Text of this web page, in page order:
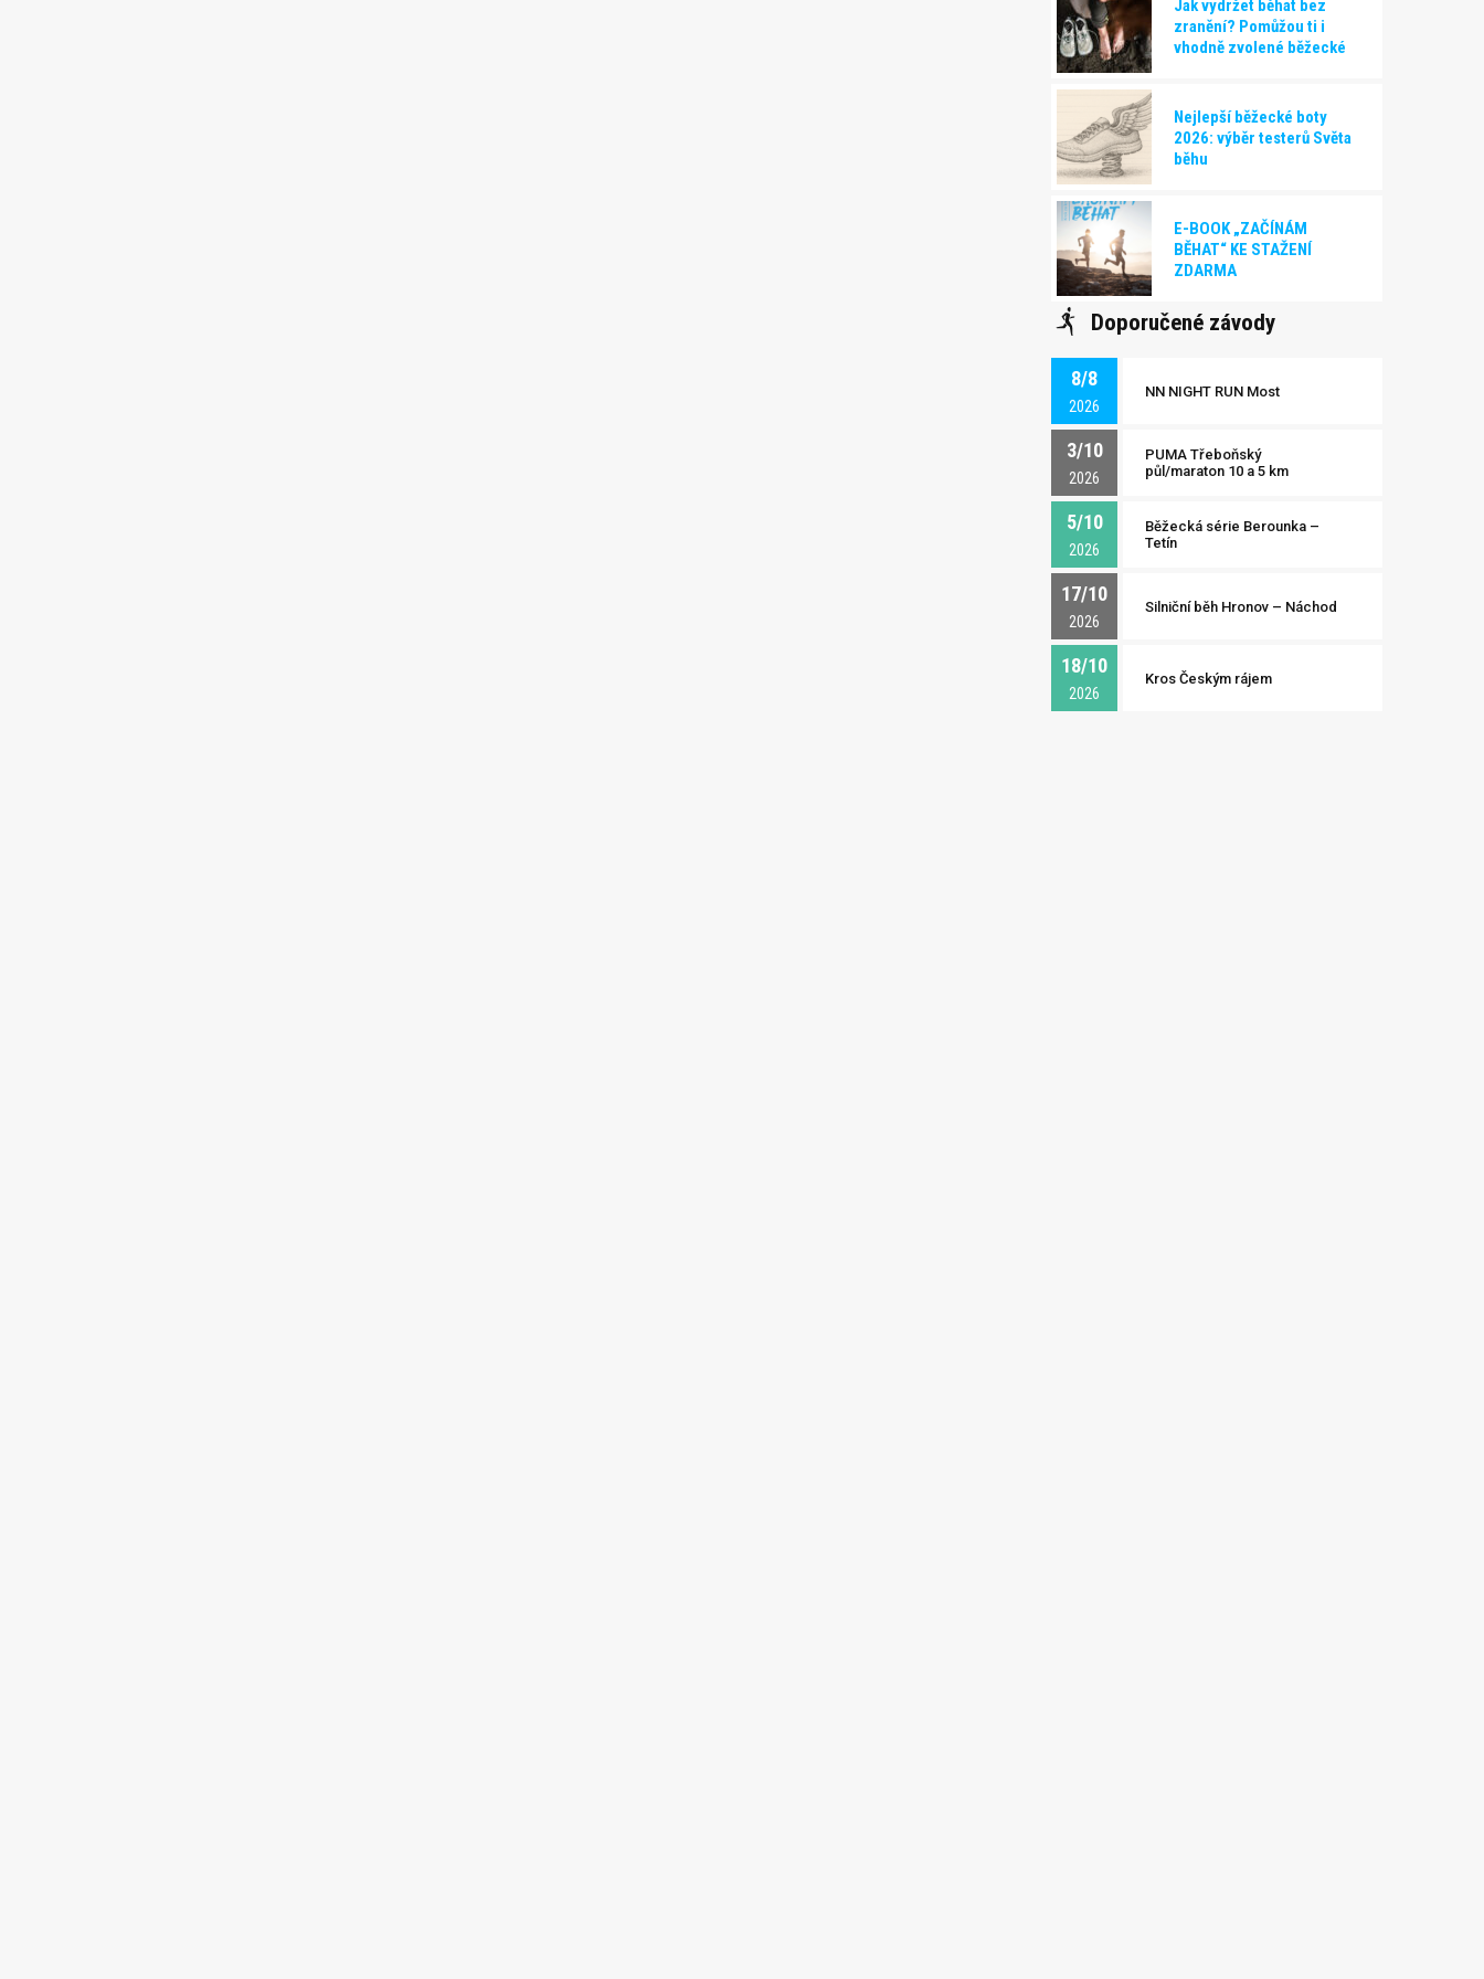
Jak vydržet běhat bez
zranění? Pomůžou ti i
vhodně zvolené běžecké
Nejlepší běžecké boty
2026: výběr testerů Světa
běhu
E-BOOK „ZAČÍNÁM
BĚHAT“ KE STAŽENÍ
ZDARMA
Doporučené závody
8/8
2026
NN NIGHT RUN Most
3/10
2026
PUMA Třeboňský
půl/maraton 10 a 5 km
5/10
2026
Běžecká série Berounka –
Tetín
17/10
2026
Silniční běh Hronov – Náchod
18/10
2026
Kros Českým rájem